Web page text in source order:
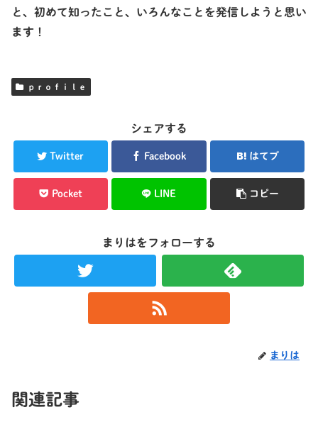
と、初めて知ったこと、いろんなことを発信しようと思い
ます！
ｐｒｏｆｉｌｅ
シェアする
Twitter Facebook はてブ
Pocket LINE コピー
まりはをフォローする
まりは
関連記事